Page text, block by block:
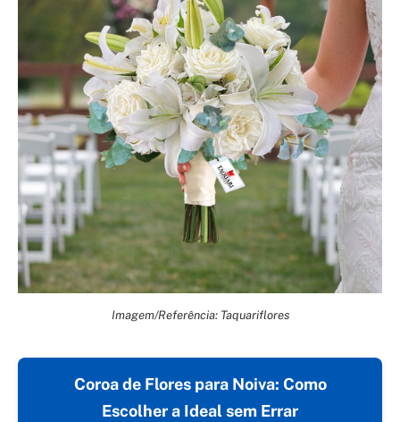
Imagem/Referência: Taquariflores
Coroa de Flores para Noiva: Como
Escolher a Ideal sem Errar